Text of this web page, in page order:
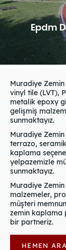
Epdm
Muradiye
vinyl tile (LVT),
metalik epoxy
gelişmiş
sunmaktayız.
Muradiye
terrazo,
kaplama
yelpazemizle
sunmaktayız.
Muradiye
malzemeler,
müşteri
zemin kaplama
bir partneriz.
HEMEN ARA